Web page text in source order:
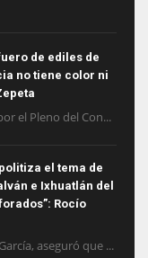
de ediles de
no tiene color ni
el Pleno del Con...
el tema de
e Ixhuatlán del
Rocío
aseguró que ...